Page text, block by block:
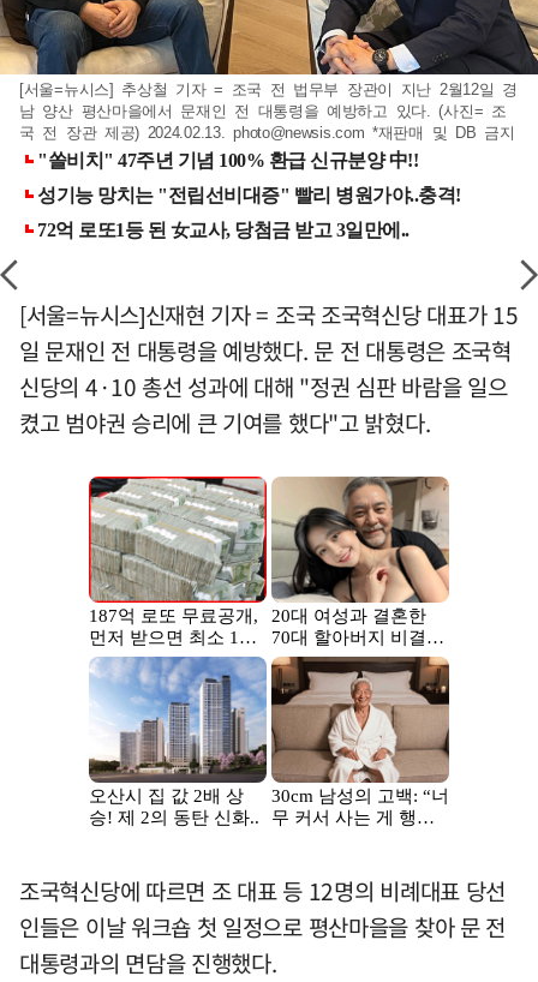
[서울=뉴시스] 추상철 기자 = 조국 전 법무부 장관이 지난 2월12일 경
남 양산 평산마을에서 문재인 전 대통령을 예방하고 있다. (사진= 조
국 전 장관 제공) 2024.02.13.photo@newsis.com *재판매 및 DB 금지
[서울=뉴시스]신재현 기자 = 조국 조국혁신당 대표가 15
일 문재인 전 대통령을 예방했다. 문 전 대통령은 조국혁
신당의 4·10 총선 성과에 대해 "정권 심판 바람을 일으
켰고 범야권 승리에 큰 기여를 했다"고 밝혔다.
조국혁신당에 따르면 조 대표 등 12명의 비례대표 당선
인들은 이날 워크숍 첫 일정으로 평산마을을 찾아 문 전
대통령과의 면담을 진행했다.